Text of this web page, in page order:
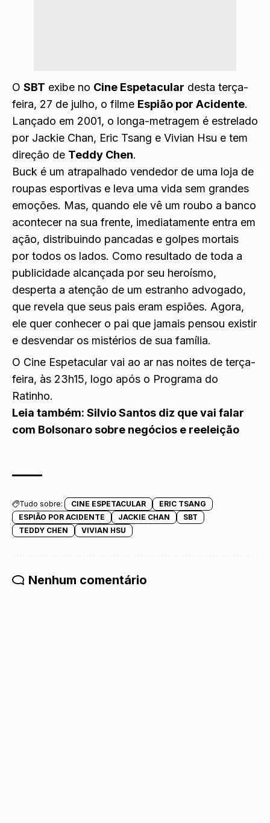
O SBT exibe no Cine Espetacular desta terça-
feira, 27 de julho, o filme Espião por Acidente.
Lançado em 2001, o longa-metragem é estrelado
por Jackie Chan, Eric Tsang e Vivian Hsu e tem
direção de Teddy Chen.
Buck é um atrapalhado vendedor de uma loja de
roupas esportivas e leva uma vida sem grandes
emoções. Mas, quando ele vê um roubo a banco
acontecer na sua frente, imediatamente entra em
ação, distribuindo pancadas e golpes mortais
por todos os lados. Como resultado de toda a
publicidade alcançada por seu heroísmo,
desperta a atenção de um estranho advogado,
que revela que seus pais eram espiões. Agora,
ele quer conhecer o pai que jamais pensou existir
e desvendar os mistérios de sua família.
O Cine Espetacular vai ao ar nas noites de terça-
feira, às 23h15, logo após o Programa do
Ratinho.
Leia também: Silvio Santos diz que vai falar
com Bolsonaro sobre negócios e reeleição
Tudo sobre: CINE ESPETACULAR
ERIC TSANG
ESPIÃO POR ACIDENTE
JACKIE CHAN
SBT
TEDDY CHEN
VIVIAN HSU
Nenhum comentário